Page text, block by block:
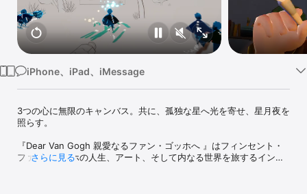
Vision
Watch
TV
iPhone、iPad、iMessage
3つの心に無限のキャンバス。共に、孤独な星へ光を寄せ、星月夜を
照らす。
『Dear Van Gogh 親愛なるファン・ゴッホへ 』はフィンセント・
ファン・ゴッホの人生、アート、そして内なる世界を旅するインタ
さらに見る